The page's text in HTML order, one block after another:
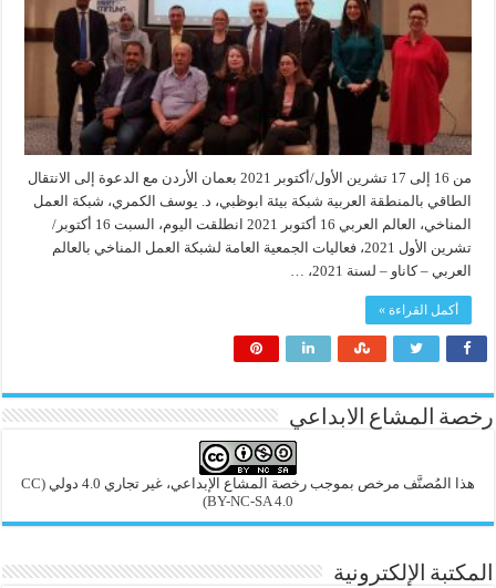
من 16 إلى 17 تشرين الأول/أكتوبر 2021 بعمان الأردن مع الدعوة إلى الانتقال
الطاقي بالمنطقة العربية شبكة بيئة ابوظبي، د. يوسف الكمري، شبكة العمل
المناخي، العالم العربي 16 أكتوبر 2021 انطلقت اليوم، السبت 16 أكتوبر/
تشرين الأول 2021، فعاليات الجمعية العامة لشبكة العمل المناخي بالعالم
العربي – كاناو – لسنة 2021، …
أكمل القراءة »
رخصة المشاع الابداعي
هذا المُصنَّف مرخص بموجب رخصة المشاع الإبداعي، غير تجاري 4.0 دولي
(CC
BY-NC-SA 4.0)
المكتبة الإلكترونية